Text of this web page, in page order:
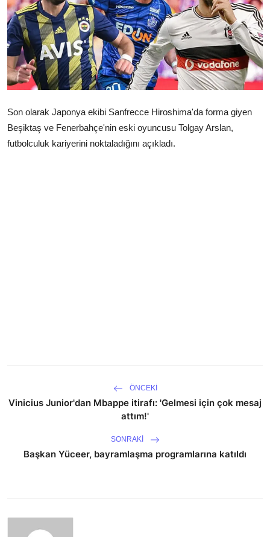
Çerkezköy
Son olarak Japonya ekibi Sanfrecce Hiroshima'da forma giyen
Beşiktaş ve Fenerbahçe'nin eski oyuncusu Tolgay Arslan,
futbolculuk kariyerini noktaladığını açıkladı.
ÖNCEKI
Vinicius Junior'dan Mbappe itirafı: 'Gelmesi için çok mesaj
attım!'
SONRAKI
Başkan Yüceer, bayramlaşma programlarına katıldı